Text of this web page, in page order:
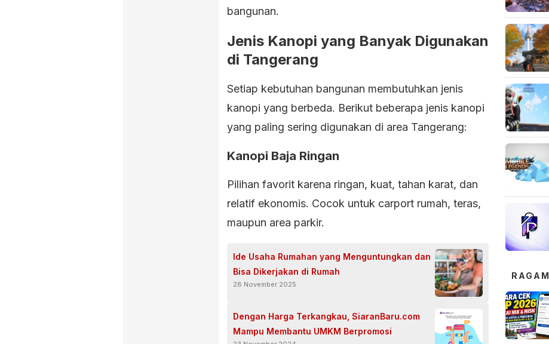
bangunan.
Jenis Kanopi yang Banyak Digunakan
di Tangerang
Setiap kebutuhan bangunan membutuhkan jenis
kanopi yang berbeda. Berikut beberapa jenis kanopi
yang paling sering digunakan di area Tangerang:
Kanopi Baja Ringan
Pilihan favorit karena ringan, kuat, tahan karat, dan
relatif ekonomis. Cocok untuk carport rumah, teras,
maupun area parkir.
Ide Usaha Rumahan yang Menguntungkan dan
Bisa Dikerjakan di Rumah
28 November 2025
Dengan Harga Terkangkau, SiaranBaru.com
Mampu Membantu UMKM Berpromosi
RAGAM